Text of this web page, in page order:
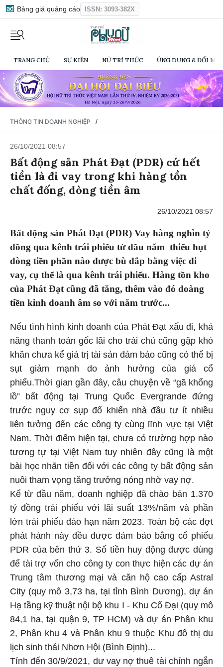
Bảng giá quảng cáo ISSN: 3093-382X
TRANG CHỦ SỰ KIỆN NỮ TRÍ THỨC ỨNG DỤNG & ĐỔI
THÔNG TIN DOANH NGHIỆP /
26/10/2021 08:57
Bất động sản Phát Đạt (PDR) cứ hết
tiền là đi vay trong khi hàng tồn
chất đống, dòng tiền âm
26/10/2021 08:57
Bất động sản Phát Đạt (PDR) Vay hàng nghìn tỷ
đồng qua kênh trái phiếu từ đầu năm thiếu hụt
dòng tiền phần nào được bù đắp bằng việc đi
vay, cụ thể là qua kênh trái phiếu. Hàng tồn kho
của Phát Đạt cũng đã tăng, thêm vào đó doàng
tiền kinh doanh âm so với năm trước...
Nếu tình hình kinh doanh của Phát Đạt xấu đi, khả
năng thanh toán gốc lãi cho trái chủ cũng gặp khó
khăn chưa kể giá trị tài sản đảm bảo cũng có thể bị
sụt giảm mạnh do ảnh hưởng của giá cổ
phiếu.Thời gian gần đây, câu chuyện về “gã khổng
lồ” bất động tại Trung Quốc Evergrande đứng
trước nguy cơ sụp đổ khiến nhà đầu tư ít nhiều
liên tưởng đến các công ty cùng lĩnh vực tại Việt
Nam. Thời điểm hiện tại, chưa có trường hợp nào
tương tự tại Việt Nam tuy nhiên đây cũng là một
bài học nhãn tiền đối với các công ty bất động sản
nuôi tham vọng tăng trưởng nóng nhờ vay nợ.
Kể từ đầu năm, doanh nghiệp đã chào bán 1.370
tỷ đồng trái phiếu với lãi suất 13%/năm và phần
lớn trái phiếu đáo hạn năm 2023. Toàn bộ các đợt
phát hành này đều được đảm bảo bằng cổ phiếu
PDR của bên thứ 3. Số tiền huy động được dùng
để tài trợ vốn cho công ty con thực hiện các dự án
Trung tâm thương mại và căn hộ cao cấp Astral
City (quy mô 3,73 ha, tại tỉnh Bình Dương), dự án
Hạ tầng kỹ thuật nội bộ khu I - Khu Cổ Đại (quy mô
84,1 ha, tại quận 9, TP HCM) và dự án Phân khu
2, Phân khu 4 và Phân khu 9 thuộc Khu đô thị du
lịch sinh thái Nhơn Hội (Bình Định)...
Tính đến 30/9/2021, dư vay nợ thuê tài chính ngắn